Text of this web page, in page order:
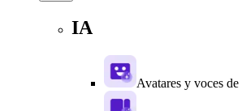
IA
Avatares y voces